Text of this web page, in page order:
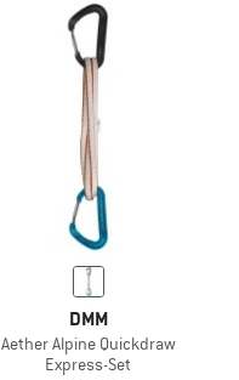
DMM
Aether Alpine Quickdraw
Express-Set